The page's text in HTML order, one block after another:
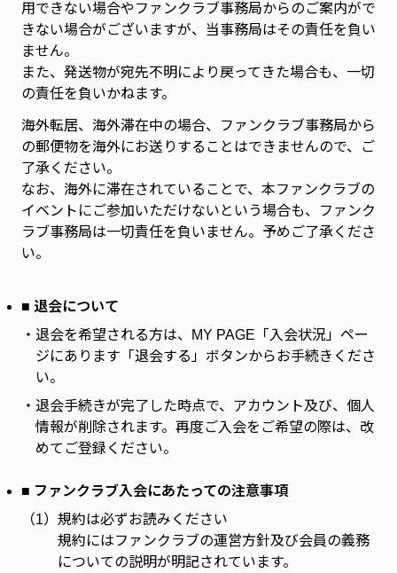
用できない場合やファンクラブ事務局からのご案内がで
きない場合がございますが、当事務局はその責任を負い
ません。
また、発送物が宛先不明により戻ってきた場合も、一切
の責任を負いかねます。
海外転居、海外滞在中の場合、ファンクラブ事務局から
の郵便物を海外にお送りすることはできませんので、ご
了承ください。
なお、海外に滞在されていることで、本ファンクラブの
イベントにご参加いただけないという場合も、ファンク
ラブ事務局は一切責任を負いません。予めご了承くださ
い。
■ 退会について
・ 退会を希望される方は、MY PAGE「入会状況」ペー
ジにあります「退会する」ボタンからお手続きくださ
い。
・ 退会手続きが完了した時点で、アカウント及び、個人
情報が削除されます。再度ご入会をご希望の際は、改
めてご登録ください。
■ ファンクラブ入会にあたっての注意事項
（1） 規約は必ずお読みください
規約にはファンクラブの運営方針及び会員の義務
についての説明が明記されています。